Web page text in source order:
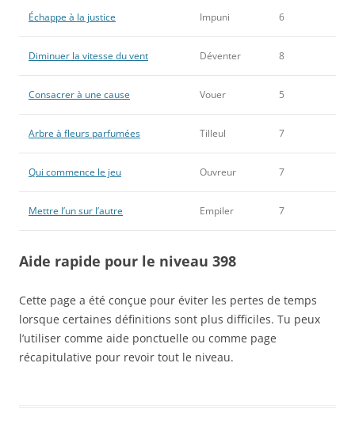
Échappe à la justice Impuni 6
Diminuer la vitesse du vent Déventer 8
Consacrer à une cause Vouer 5
Arbre à fleurs parfumées Tilleul 7
Qui commence le jeu Ouvreur 7
Mettre l’un sur l’autre Empiler 7
Aide rapide pour le niveau 398
Cette page a été conçue pour éviter les pertes de temps
lorsque certaines définitions sont plus difficiles. Tu peux
l’utiliser comme aide ponctuelle ou comme page
récapitulative pour revoir tout le niveau.